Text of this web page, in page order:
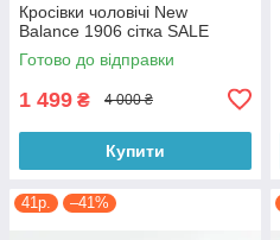
Кросівки чоловічі New
Balance 1906 сітка SALE
Готово до відправки
1 499 ₴ 4 000 ₴
Купити
41р. –41%